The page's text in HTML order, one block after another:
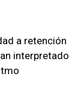
a retención
interpretado